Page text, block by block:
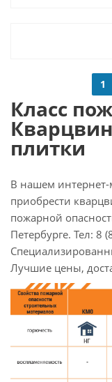
1
Класс
плитки
В нашем
приобрести
пожарной
Петербурге. Тел: 8
Лучшие цены,